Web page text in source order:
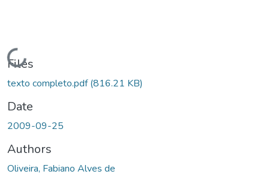
Loading...
Files
texto completo.pdf(816.21 KB)
Date
2009-09-25
Authors
Oliveira, Fabiano Alves de